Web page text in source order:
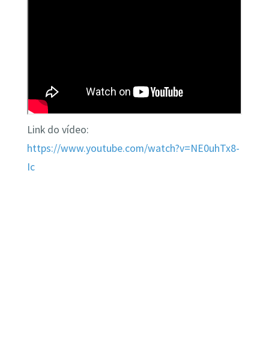
Link do vídeo:
https://www.youtube.com/watch?v=NE0uhTx8-
Ic